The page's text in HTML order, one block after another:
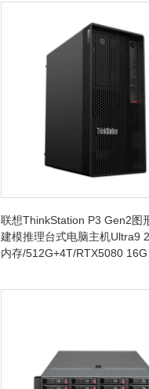
联想ThinkStation P3 Gen2图
建模推理台式电脑主机Ultra9
内存/512G+4T/RTX5080 16G